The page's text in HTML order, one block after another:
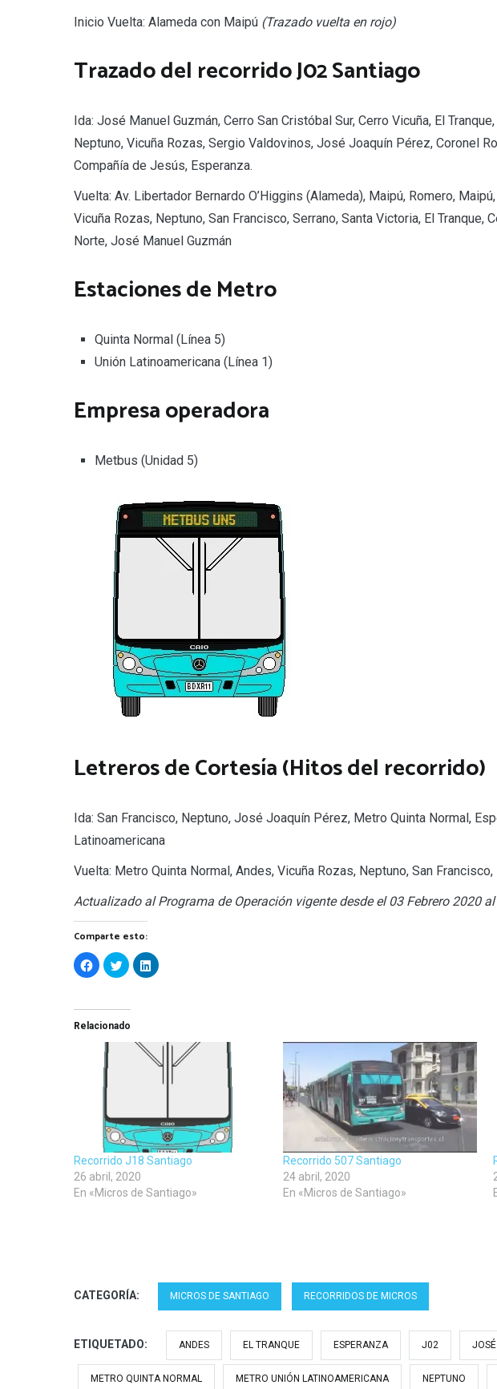
Inicio Vuelta: Alameda con Maipú (Trazado vuelta en rojo)
Trazado del recorrido J02 Santiago
Ida: José Manuel Guzmán, Cerro San Cristóbal Sur, Cerro Vicuña, El
Neptuno, Vicuña Rozas, Sergio Valdovinos, José Joaquín Pérez, Coronel
Compañía de Jesús, Esperanza.
Vuelta: Av. Libertador Bernardo O’Higgins (Alameda), Maipú, Romero,
Vicuña Rozas, Neptuno, San Francisco, Serrano, Santa Victoria, El Tranque,
Norte, José Manuel Guzmán
Estaciones de Metro
Quinta Normal (Línea 5)
Unión Latinoamericana (Línea 1)
Empresa operadora
Metbus (Unidad 5)
Letreros de Cortesía (Hitos del recorrido)
Ida: San Francisco, Neptuno, José Joaquín Pérez, Metro Quinta Normal,
Latinoamericana
Vuelta: Metro Quinta Normal, Andes, Vicuña Rozas, Neptuno, San Francisco,
Actualizado al Programa de Operación vigente desde el 03 Febrero 2020
Comparte esto:
Haz
clic
para
Facebook
(Se
abre
en
una
nueva)
Haz
clic
para
Twitter
(Se
abre
una
ventana
Haz
clic
una
ventana
nueva)
Relacionado
Recorrido J18 Santiago
26 abril, 2020
En «Micros de Santiago»
Recorrido 507 Santiago
24 abril, 2020
En «Micros de Santiago»
CATEGORÍA: MICROS DE SANTIAGO RECORRIDOS DE MICROS
ETIQUETADO: ANDES EL TRANQUE ESPERANZA J02
METRO QUINTA NORMAL METRO UNIÓN LATINOAMERICANA NEPTUNO